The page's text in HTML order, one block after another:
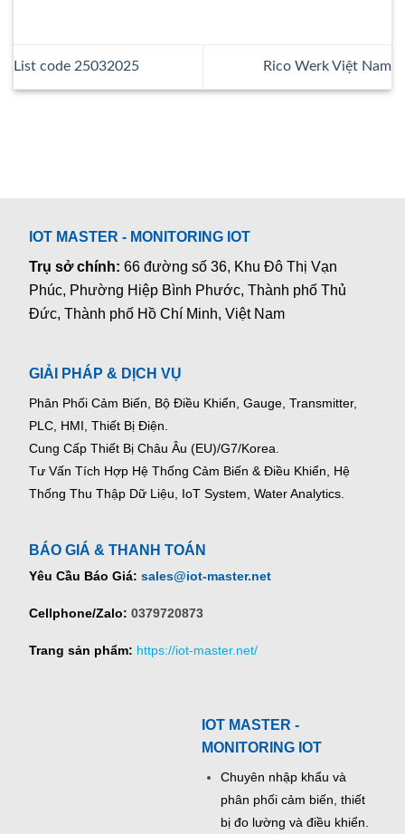
List code 25032025 Rico Werk Việt Nam
IOT MASTER - MONITORING IOT
Trụ sở chính:66 đường số 36, Khu Đô Thị Vạn
Phúc, Phường Hiệp Bình Phước, Thành phố Thủ
Đức, Thành phố Hồ Chí Minh, Việt Nam
GIẢI PHÁP & DỊCH VỤ
Phân Phối Cảm Biến, Bộ Điều Khiển, Gauge, Transmitter,
PLC, HMI, Thiết Bị Điện.
Cung Cấp Thiết Bị Châu Âu (EU)/G7/Korea.
Tư Vấn Tích Hợp Hệ Thống Cảm Biến & Điều Khiển, Hệ
Thống Thu Thập Dữ Liệu, IoT System, Water Analytics.
BÁO GIÁ & THANH TOÁN
Yêu Cầu Báo Giá: sales@iot-master.net
Cellphone/Zalo: 0379720873
Trang sản phẩm: https://iot-master.net/
IOT MASTER -
MONITORING IOT
Chuyên nhập khẩu và
phân phối cảm biến, thiết
bị đo lường và điều khiển.